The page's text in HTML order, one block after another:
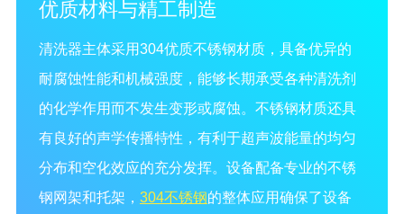
优质材料与精工制造
清洗器主体采用304优质不锈钢材质，具备优异的
耐腐蚀性能和机械强度，能够长期承受各种清洗剂
的化学作用而不发生变形或腐蚀。不锈钢材质还具
有良好的声学传播特性，有利于超声波能量的均匀
分布和空化效应的充分发挥。设备配备专业的不锈
钢网架和托架， 304不锈钢的整体应用确保了设备